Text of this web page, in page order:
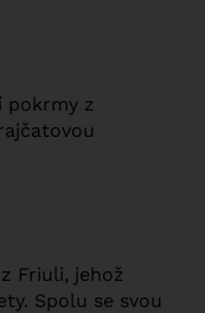
pokrmy z
Friuli, jehož
Spolu se svou